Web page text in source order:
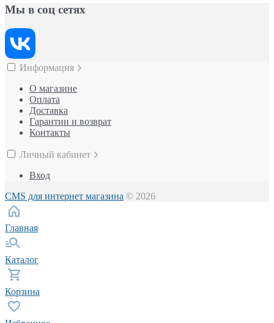
Мы в соц сетях
Информация
О магазине
Оплата
Доставка
Гарантии и возврат
Контакты
Личный кабинет
Вход
CMS для интернет магазина © 2026
Главная
Каталог
Корзина